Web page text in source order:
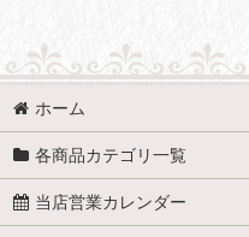
ホーム
各商品カテゴリ一覧
当店営業カレンダー